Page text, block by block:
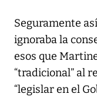
Seguramente
ignoraba la
esos que
“tradicional” al
“legislar en el